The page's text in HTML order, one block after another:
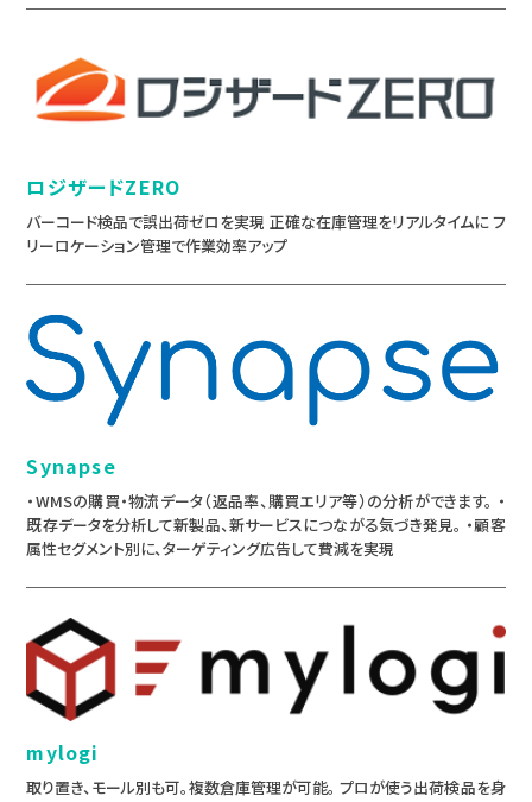
ロジザードZERO
バーコード検品で誤出荷ゼロを実現 正確な在庫管理をリアルタイムに フ
リーロケーション管理で作業効率アップ
Synapse
・WMSの購買・物流データ（返品率、購買エリア等）の分析ができます。 ・
既存データを分析して新製品、新サービスにつながる気づき発見。 ・顧客
属性セグメント別に、ターゲティング広告して費減を実現
mylogi
取り置き、モール別も可。複数倉庫管理が可能。 プロが使う出荷検品を身